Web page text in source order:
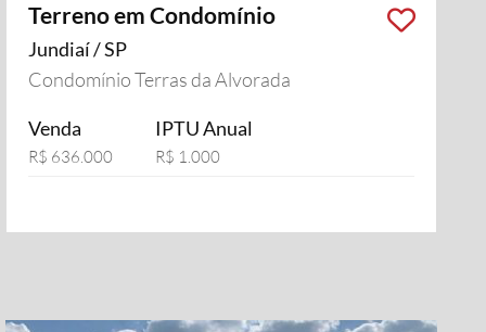
Terreno em Condomínio
Jundiaí / SP
Condomínio Terras da Alvorada
Venda
R$ 636.000
IPTU Anual
R$ 1.000